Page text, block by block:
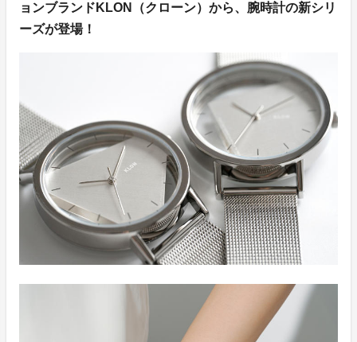
ョンブランドKLON（クローン）から、腕時計の新シリ
ーズが登場！